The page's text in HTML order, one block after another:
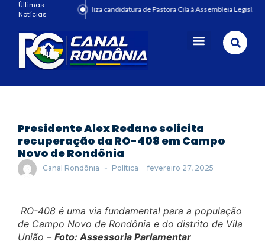
Últimas
Notícias
PRD oficializa candidatura de Pastora Cila à Assembleia
Presidente Alex Redano solicita
recuperação da RO-408 em Campo
Novo de Rondônia
Canal Rondônia - Política fevereiro 27, 2025
RO-408 é uma via fundamental para a população
de Campo Novo de Rondônia e do distrito de Vila
União – Foto: Assessoria Parlamentar